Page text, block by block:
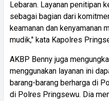
Lebaran. Layanan penitipan
sebagai bagian dari
keamanan dan kenyamanan
mudik," kata Kapolres
AKBP Benny juga
menggunakan layanan ini
barang-barang berharga di
di Polres Pringsewu. Dia